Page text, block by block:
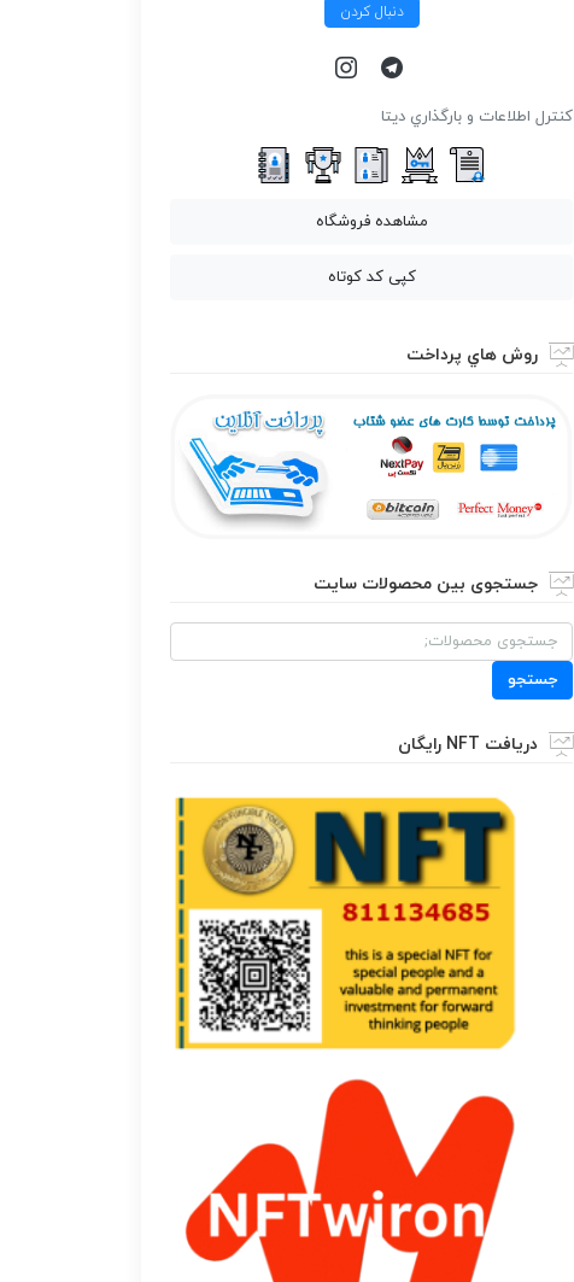
دنبال کردن
كنترل اطلاعات و بارگذاري ديتا
مشاهده فروشگاه
کپی کد کوتاه
روش هاي پرداخت
جستجوی بین محصولات سایت
جستجو
برای:
جستجو
دریافت NFT رایگان